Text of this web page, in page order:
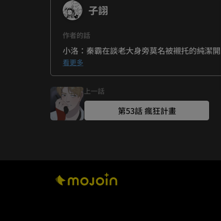
子詡
作者的話
小洛：秦霸在談老大身旁莫名被襯托的純潔
子詡：小余的手機會不會有一個相簿專門把
看更多
上一話
第53話 瘋狂計畫